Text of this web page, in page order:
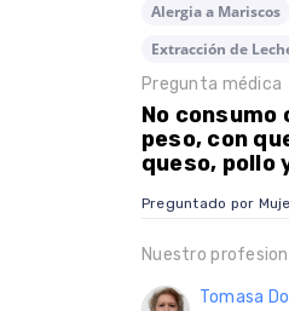
Alergia a Mariscos
Extracción de
Pregunta médica
No
peso, con
queso, pollo
Preguntado por
Nuestro
Tomasa